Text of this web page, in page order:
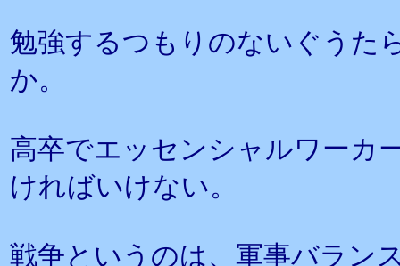
勉強するつもりのないぐうた
か。
高卒でエッセンシャルワーカ
ければいけない。
戦争というのは、軍事バラン